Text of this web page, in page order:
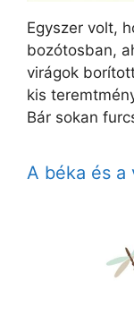
Egyszer volt,
bozótosban,
virágok
kis
Bár sokan
A béka és a